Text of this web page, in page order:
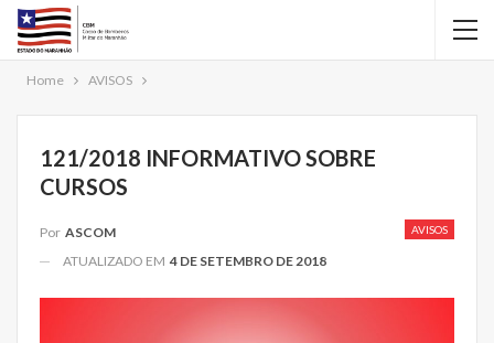
Home AVISOS
121/2018 INFORMATIVO SOBRE
CURSOS
AVISOS
Por ASCOM
ATUALIZADO EM 4 DE SETEMBRO DE 2018